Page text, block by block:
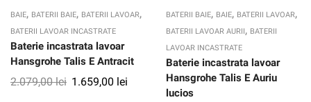
BAIE, BATERII BAIE, BATERII LAVOAR,
BATERII LAVOAR INCASTRATE
Baterie incastrata lavoar
Hansgrohe Talis E Antracit
2.079,00lei 1.659,00 lei
BATERII BAIE, BAIE, BATERII LAVOAR,
BATERII LAVOAR AURII , BATERII
LAVOAR INCASTRATE
Baterie incastrata lavoar
Hansgrohe Talis E Auriu
lucios